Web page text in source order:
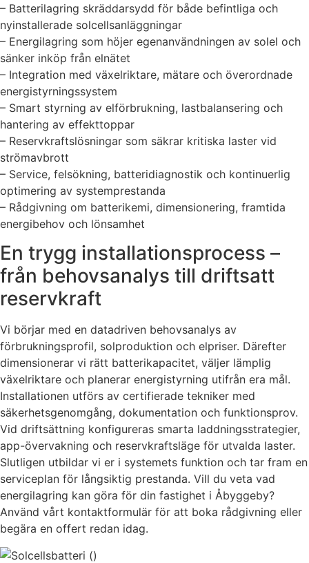
– Batterilagring skräddarsydd för både befintliga och
nyinstallerade solcellsanläggningar
– Energilagring som höjer egenanvändningen av solel och
sänker inköp från elnätet
– Integration med växelriktare, mätare och överordnade
energistyrningssystem
– Smart styrning av elförbrukning, lastbalansering och
hantering av effekttoppar
– Reservkraftslösningar som säkrar kritiska laster vid
strömavbrott
– Service, felsökning, batteridiagnostik och kontinuerlig
optimering av systemprestanda
– Rådgivning om batterikemi, dimensionering, framtida
energibehov och lönsamhet
En trygg installationsprocess –
från behovsanalys till driftsatt
reservkraft
Vi börjar med en datadriven behovsanalys av
förbrukningsprofil, solproduktion och elpriser. Därefter
dimensionerar vi rätt batterikapacitet, väljer lämplig
växelriktare och planerar energistyrning utifrån era mål.
Installationen utförs av certifierade tekniker med
säkerhetsgenomgång, dokumentation och funktionsprov.
Vid driftsättning konfigureras smarta laddningsstrategier,
app-övervakning och reservkraftsläge för utvalda laster.
Slutligen utbildar vi er i systemets funktion och tar fram en
serviceplan för långsiktig prestanda. Vill du veta vad
energilagring kan göra för din fastighet i Åbyggeby?
Använd vårt kontaktformulär för att boka rådgivning eller
begära en offert redan idag.